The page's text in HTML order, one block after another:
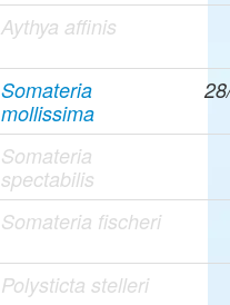
Aythya affinis
Somateria
mollissima
Somateria
spectabilis
Somateria fischeri
Polysticta stelleri